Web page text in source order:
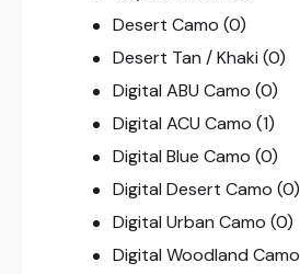
Desert Camo (0)
Desert Tan / Khaki (0)
Digital ABU Camo (0)
Digital ACU Camo (1)
Digital Blue Camo (0)
Digital Desert Camo (0)
Digital Urban Camo (0)
Digital Woodland Camo